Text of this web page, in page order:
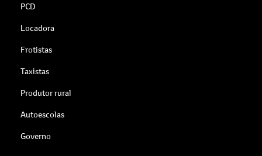
PCD
Locadora
Frotistas
Taxistas
Produtor rural
Autoescolas
Governo